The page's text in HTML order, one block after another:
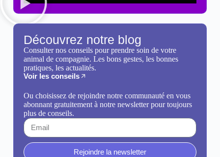
Découvrez notre blog
Consulter nos conseils pour prendre soin de votre
animal de compagnie. Les bons gestes, les bonnes
pratiques, les actualités.
Voir les conseils
Ou choisissez de rejoindre notre communauté en vous
abonnant gratuitement à notre newsletter pour toujours
plus de conseils.
Rejoindre la newsletter